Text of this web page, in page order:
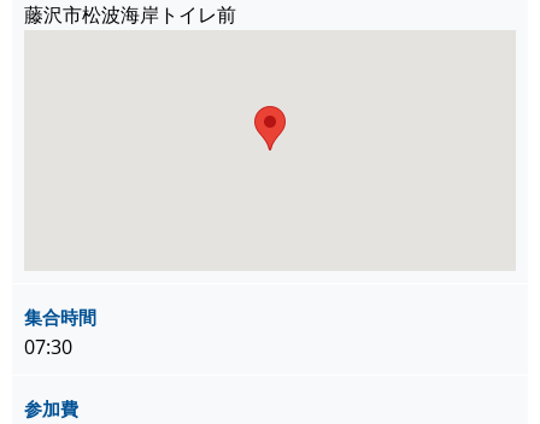
藤沢市松波海岸トイレ前
集合時間
07:30
参加費